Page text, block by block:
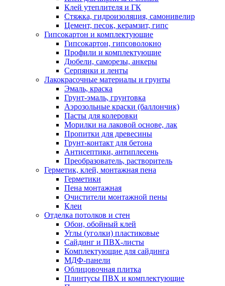
Клей утеплителя и ГК
Стяжка, гидроизоляция, самонивелир
Цемент, песок, керамзит, гипс
Гипсокартон и комплектующие
Гипсокартон, гипсоволокно
Профили и комплектующие
Дюбели, саморезы, анкеры
Серпянки и ленты
Лакокрасочные материалы и грунты
Эмаль, краска
Грунт-эмаль, грунтовка
Аэрозольные краски (баллончик)
Пасты для колеровки
Морилки на лаковой основе, лак
Пропитки для древесины
Грунт-контакт для бетона
Антисептики, антиплесень
Преобразователь, растворитель
Герметик, клей, монтажная пена
Герметики
Пена монтажная
Очистители монтажной пены
Клеи
Отделка потолков и стен
Обои, обойный клей
Углы (уголки) пластиковые
Сайдинг и ПВХ-листы
Комплектующие для сайдинга
МДФ-панели
Облицовочная плитка
Плинтусы ПВХ и комплектующие